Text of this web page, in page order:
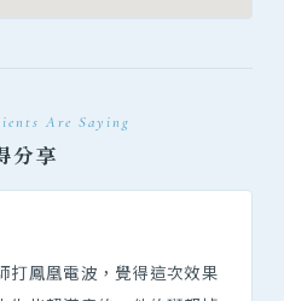
Are Saying
分享
打鳳凰電波，覺得這次效果